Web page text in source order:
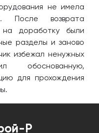
не имела
После возврата
на доработку были
разделы и заново
избежал ненужных
обоснованную,
для прохождения
Р